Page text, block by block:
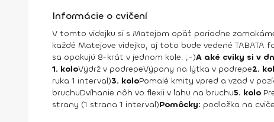
Informácie o cvičení
V tomto videjku si s Matejom opäť poriadne
každé Matejove videjko, aj toto bude vedené
sa opakujú 8-krát v jednom kole. ;-)A aké cviky si v
1. koloVýdrž v podrepeVýpony na lýtka v podrepe2.
ruka 1 interval)3. koloPomalé kmity vpred a vzad v
bruchuDvíhanie nôh vo flexii v ľahu na bruchu5. kolo
strany (1 strana 1 interval)Pomôcky: podložka na